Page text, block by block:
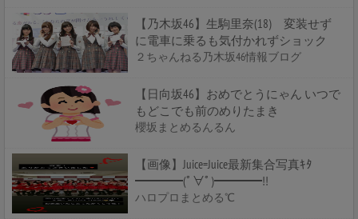
【乃木坂46】生駒里奈(18) 変装せず
に電車に乗るも気付かれずショック
２ちゃんねる乃木坂46情報ブログ
【日向坂46】おめでとうにゃん いつで
もどこでも前のめりたまき
櫻坂まとめるんるん
【画像】Juice=Juice最新集合写真ｷﾀ
━━━━(ﾟ∀ﾟ)━━━━!!
ハロプロまとめる℃